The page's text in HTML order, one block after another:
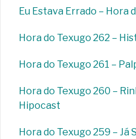
Eu Estava Errado – Hora
Hora do Texugo 262 –
Hora do Texugo 261 –
Hora do Texugo 260 –
Hipocast
Hora do Texugo 259 – Já